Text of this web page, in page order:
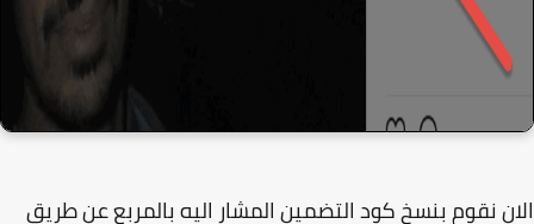
نقوم بنسخ كود التضمين المشار اليه بالمربع عن طريق